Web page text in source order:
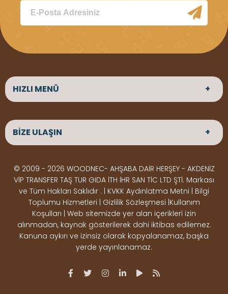
HIZLI MENÜ
ANASAYFA
HAKKIMIZDA
ÜRÜNLER
Çeşitlerimiz
Çeşitlerimiz
Kereste
Çeşitlerimiz
Ahşap
Pergole
Ürünler
Deck Montaj
Ahşap
Dekorasyon
OSB,
BİZE ULAŞIN
BİZE ULAŞIN
Altınkale mah Osmangazi cad. no 355 Döşemealtı
Antalya
ÇALIŞMA SAATLERİ
Hafta içi : Haftaiçi 09:00 - 18:00
Hafta sonu : Cumartesi 10:00 - 15:00
İLETİŞİM
© 2009 - 2026 WOODNEC- AHŞABA DAİR HERŞEY - AKDENİZ
VİP TRANSFER TAŞ TUR GIDA İTH İHR SAN TİC LTD ŞTİ. Markası
ve Tüm Hakları Saklıdır . | KVKK Aydınlatma Metni | Bilgi
Toplumu Hizmetleri | Gizlilik Sözleşmesi |Kullanım
Koşulları | Web sitemizde yer alan içerikleri izin
alınmadan, kaynak gösterilerek dahi iktibas edilemez.
Kanuna aykırı ve izinsiz olarak kopyalanamaz, başka
yerde yayınlanamaz.